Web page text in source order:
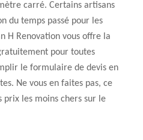
carré. Certains artisans
du temps passé pour les
H Renovation vous offre la
pour toutes
le formulaire de devis en
Ne vous en faites pas, ce
prix les moins chers sur le